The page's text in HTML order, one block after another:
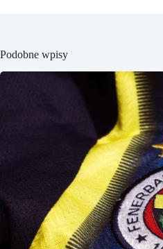
Podobne wpisy